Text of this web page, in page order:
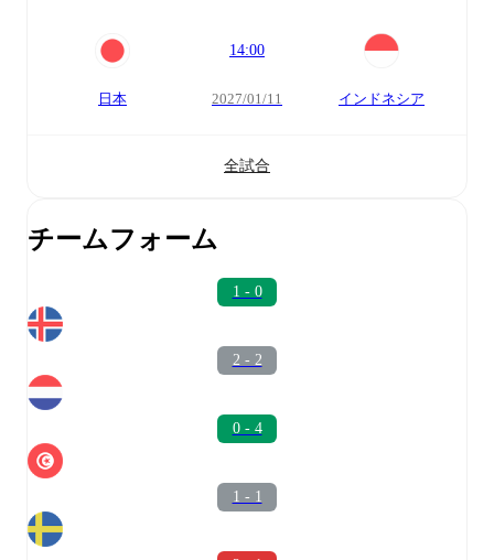
日本
14:00
2027/01/11 インドネシア
全試合
チームフォーム
1 - 0
2 - 2
0 - 4
1 - 1